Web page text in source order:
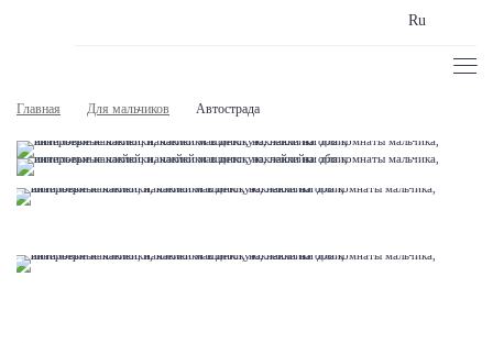
Ru
Главная Для мальчиков Автострада